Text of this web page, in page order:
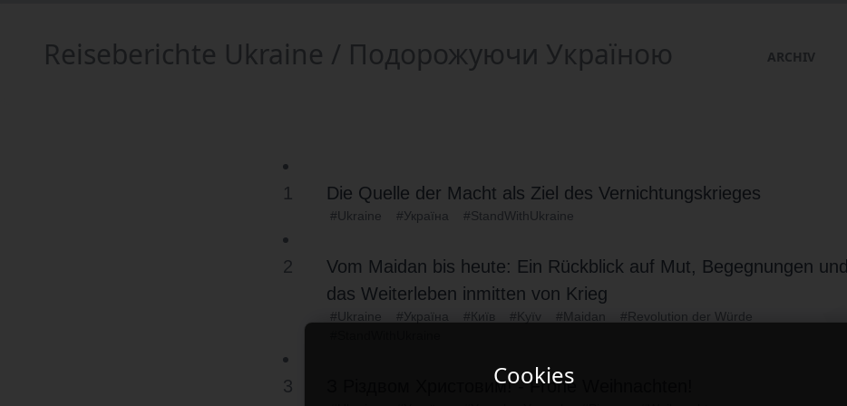
Reiseberichte Ukraine / Подорожуючи Україною ARCHIV
1 Die Quelle der Macht als Ziel des Vernichtungskrieges
#Ukraine #Україна #StandWithUkraine
2
Vom Maidan bis heute: Ein Rückblick auf Mut, Begegnungen und
das Weiterleben inmitten von Krieg
#Ukraine #Україна #Київ #Kyїv #Maidan
#Revolution der Würde
3 З Різдвом Христовим! - Frohe Weihnachten!
Cookies